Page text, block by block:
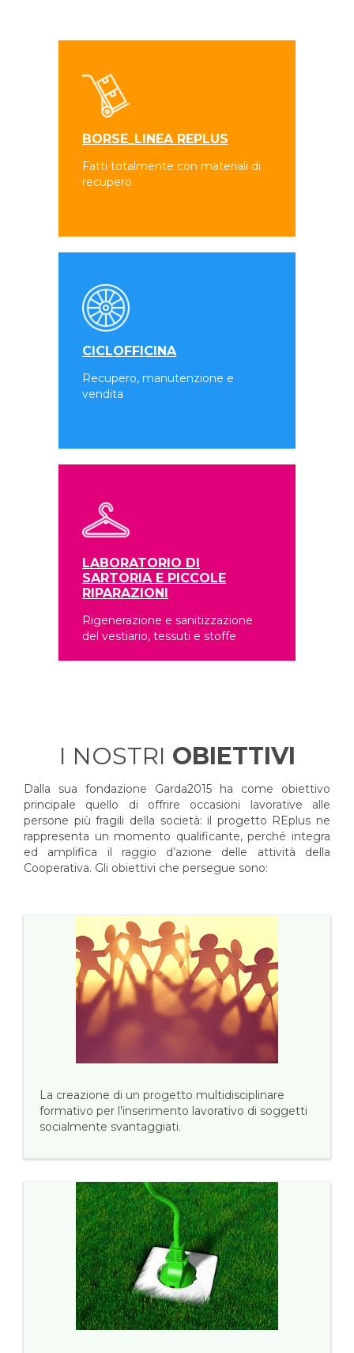
BORSE_LINEA REPLUS
Fatti totalmente con materiali di
recupero
CICLOFFICINA
Recupero, manutenzione e
vendita
LABORATORIO DI
SARTORIA E PICCOLE
RIPARAZIONI
Rigenerazione e sanitizzazione
del vestiario, tessuti e stoffe
I NOSTRI OBIETTIVI
Dalla sua fondazione Garda2015 ha come obiettivo
principale quello di offrire occasioni lavorative alle
persone più fragili della società: il progetto REplus ne
rappresenta un momento qualificante, perché integra
ed amplifica il raggio d’azione delle attività della
Cooperativa. Gli obiettivi che persegue sono:
La creazione di un progetto multidisciplinare
formativo per l’inserimento lavorativo di soggetti
socialmente svantaggiati.